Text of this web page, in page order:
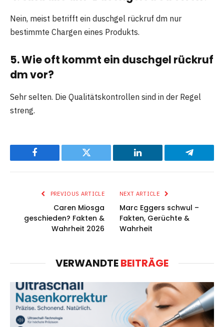
Nein, meist betrifft ein duschgel rückruf dm nur
bestimmte Chargen eines Produkts.
5. Wie oft kommt ein duschgel rückruf
dm vor?
Sehr selten. Die Qualitätskontrollen sind in der Regel
streng.
Facebook Twitter LinkedIn Telegram
PREVIOUS ARTICLE
Caren Miosga
geschieden? Fakten &
Wahrheit 2026
NEXT ARTICLE
Marc Eggers schwul –
Fakten, Gerüchte &
Wahrheit
VERWANDTEBEITRÄGE